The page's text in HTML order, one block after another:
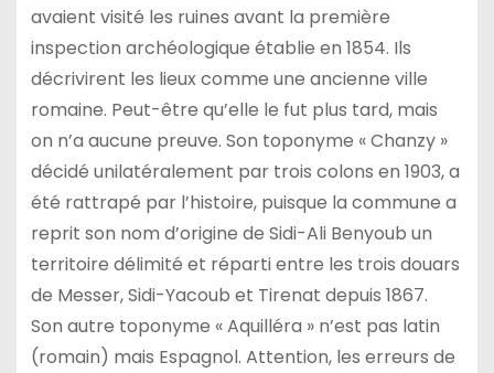
avaient visité les ruines avant la première
inspection archéologique établie en 1854. Ils
décrivirent les lieux comme une ancienne ville
romaine. Peut-être qu’elle le fut plus tard, mais
on n’a aucune preuve. Son toponyme « Chanzy »
décidé unilatéralement par trois colons en 1903, a
été rattrapé par l’histoire, puisque la commune a
reprit son nom d’origine de Sidi-Ali Benyoub un
territoire délimité et réparti entre les trois douars
de Messer, Sidi-Yacoub et Tirenat depuis 1867.
Son autre toponyme « Aquilléra » n’est pas latin
(romain) mais Espagnol. Attention, les erreurs de